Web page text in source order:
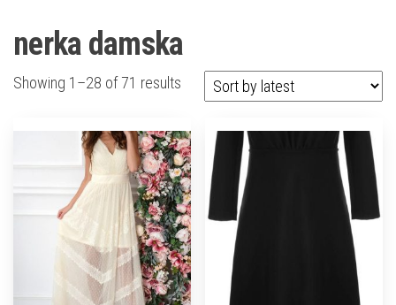
nerka damska
Showing 1–28 of 71 results